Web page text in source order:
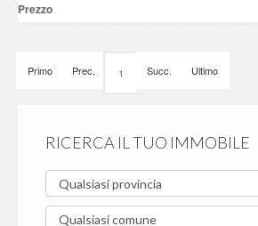
Prezzo
Primo Prec. 1 Succ. Ultimo
RICERCA IL TUO IMMOBILE